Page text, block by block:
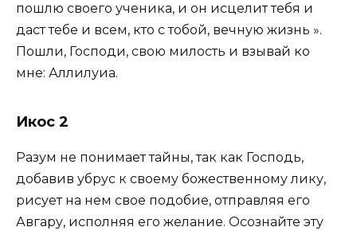
пошлю своего ученика, и он исцелит тебя и
даст тебе и всем, кто с тобой, вечную жизнь ».
Пошли, Господи, свою милость и взывай ко
мне: Аллилуиа.
Икос 2
Разум не понимает тайны, так как Господь,
добавив убрус к своему божественному лику,
рисует на нем свое подобие, отправляя его
Авгару, исполняя его желание. Осознайте эту